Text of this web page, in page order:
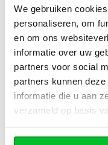
We gebruiken
personaliseren, om
en om ons
informatie over uw
partners voor social
partners kunnen
informatie die u aan
verzameld op basis
Wanneer zijn
meest nuttig?
Wat is
paneelradiator?
Hoe verschilt
hybride